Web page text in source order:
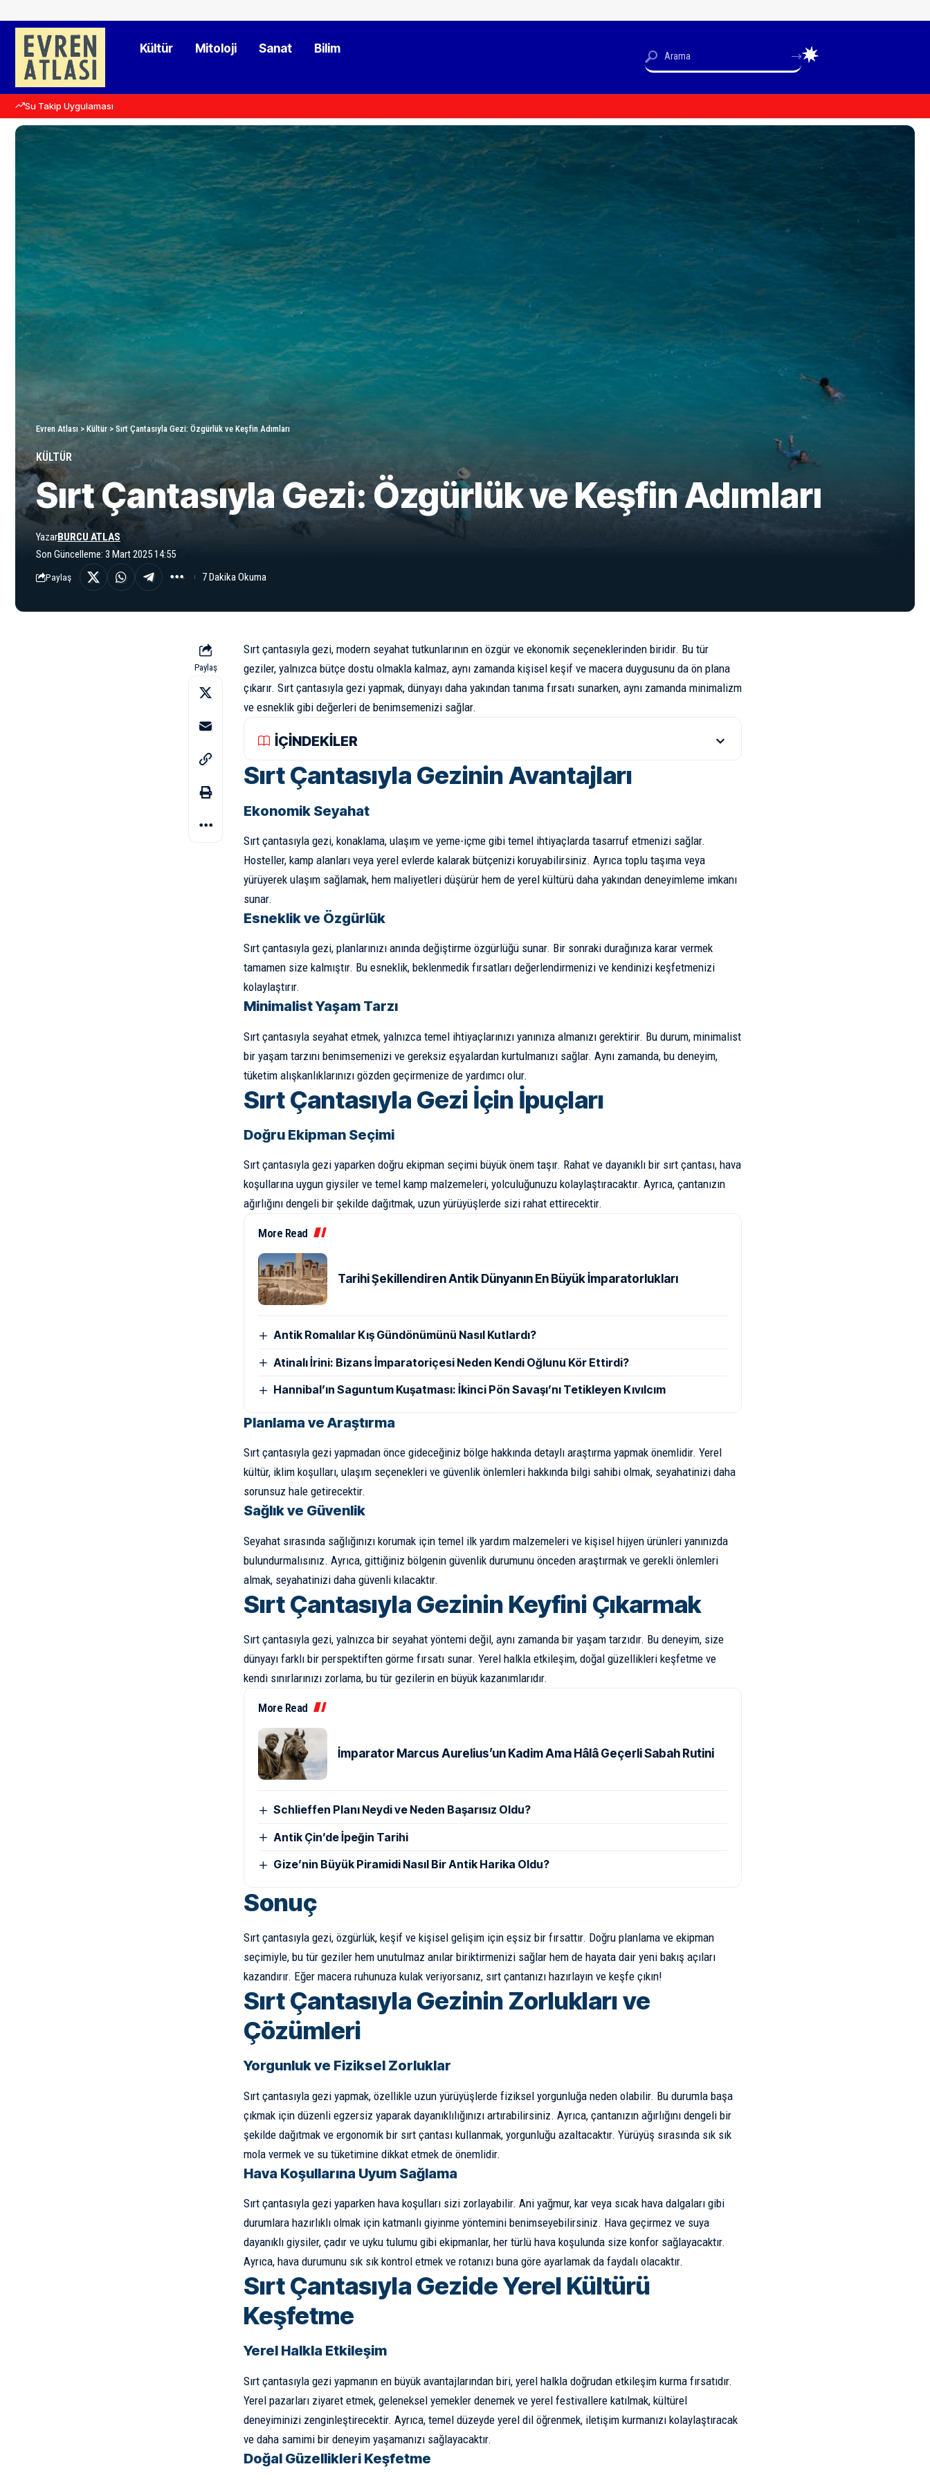
Kültür Mitoloji Sanat Bilim
Su Takip Uygulaması
Evren Atlası > Kültür > Sırt Çantasıyla Gezi: Özgürlük ve Keşfin Adımları
KÜLTÜR
Sırt Çantasıyla Gezi: Özgürlük ve Keşfin Adımları
Son Güncelleme: 3 Mart 2025 14:55
YazarBURCU ATLAS
Paylaş 7 Dakika Okuma
Paylaş
Sırt çantasıyla gezi, modern seyahat tutkunlarının en özgür ve ekonomik seçeneklerinden biridir. Bu tür
geziler, yalnızca bütçe dostu olmakla kalmaz, aynı zamanda kişisel keşif ve macera duygusunu da ön plana
çıkarır. Sırt çantasıyla gezi yapmak, dünyayı daha yakından tanıma fırsatı sunarken, aynı zamanda minimalizm
ve esneklik gibi değerleri de benimsemenizi sağlar.
İÇİNDEKİLER
Sırt Çantasıyla Gezinin Avantajları
Ekonomik Seyahat
Sırt çantasıyla gezi, konaklama, ulaşım ve yeme-içme gibi temel ihtiyaçlarda tasarruf etmenizi sağlar.
Hosteller, kamp alanları veya yerel evlerde kalarak bütçenizi koruyabilirsiniz. Ayrıca toplu taşıma veya
yürüyerek ulaşım sağlamak, hem maliyetleri düşürür hem de yerel kültürü daha yakından deneyimleme imkanı
sunar.
Esneklik ve Özgürlük
Sırt çantasıyla gezi, planlarınızı anında değiştirme özgürlüğü sunar. Bir sonraki durağınıza karar vermek
tamamen size kalmıştır. Bu esneklik, beklenmedik fırsatları değerlendirmenizi ve kendinizi keşfetmenizi
kolaylaştırır.
Minimalist Yaşam Tarzı
Sırt çantasıyla seyahat etmek, yalnızca temel ihtiyaçlarınızı yanınıza almanızı gerektirir. Bu durum, minimalist
bir yaşam tarzını benimsemenizi ve gereksiz eşyalardan kurtulmanızı sağlar. Aynı zamanda, bu deneyim,
tüketim alışkanlıklarınızı gözden geçirmenize de yardımcı olur.
Sırt Çantasıyla Gezi İçin İpuçları
Doğru Ekipman Seçimi
Sırt çantasıyla gezi yaparken doğru ekipman seçimi büyük önem taşır. Rahat ve dayanıklı bir sırt çantası, hava
koşullarına uygun giysiler ve temel kamp malzemeleri, yolculuğunuzu kolaylaştıracaktır. Ayrıca, çantanızın
ağırlığını dengeli bir şekilde dağıtmak, uzun yürüyüşlerde sizi rahat ettirecektir.
More Read
Tarihi Şekillendiren Antik Dünyanın En Büyük İmparatorlukları
Antik Romalılar Kış Gündönümünü Nasıl Kutlardı?
Atinalı İrini: Bizans İmparatoriçesi Neden Kendi Oğlunu Kör Ettirdi?
Hannibal’ın Saguntum Kuşatması: İkinci Pön Savaşı’nı Tetikleyen Kıvılcım
Planlama ve Araştırma
Sırt çantasıyla gezi yapmadan önce gideceğiniz bölge hakkında detaylı araştırma yapmak önemlidir. Yerel
kültür, iklim koşulları, ulaşım seçenekleri ve güvenlik önlemleri hakkında bilgi sahibi olmak, seyahatinizi daha
sorunsuz hale getirecektir.
Sağlık ve Güvenlik
Seyahat sırasında sağlığınızı korumak için temel ilk yardım malzemeleri ve kişisel hijyen ürünleri yanınızda
bulundurmalısınız. Ayrıca, gittiğiniz bölgenin güvenlik durumunu önceden araştırmak ve gerekli önlemleri
almak, seyahatinizi daha güvenli kılacaktır.
Sırt Çantasıyla Gezinin Keyfini Çıkarmak
Sırt çantasıyla gezi, yalnızca bir seyahat yöntemi değil, aynı zamanda bir yaşam tarzıdır. Bu deneyim, size
dünyayı farklı bir perspektiften görme fırsatı sunar. Yerel halkla etkileşim, doğal güzellikleri keşfetme ve
kendi sınırlarınızı zorlama, bu tür gezilerin en büyük kazanımlarıdır.
More Read
İmparator Marcus Aurelius’un Kadim Ama Hâlâ Geçerli Sabah Rutini
Schlieffen Planı Neydi ve Neden Başarısız Oldu?
Antik Çin’de İpeğin Tarihi
Gize’nin Büyük Piramidi Nasıl Bir Antik Harika Oldu?
Sonuç
Sırt çantasıyla gezi, özgürlük, keşif ve kişisel gelişim için eşsiz bir fırsattır. Doğru planlama ve ekipman
seçimiyle, bu tür geziler hem unutulmaz anılar biriktirmenizi sağlar hem de hayata dair yeni bakış açıları
kazandırır. Eğer macera ruhunuza kulak veriyorsanız, sırt çantanızı hazırlayın ve keşfe çıkın!
Sırt Çantasıyla Gezinin Zorlukları ve
Çözümleri
Yorgunluk ve Fiziksel Zorluklar
Sırt çantasıyla gezi yapmak, özellikle uzun yürüyüşlerde fiziksel yorgunluğa neden olabilir. Bu durumla başa
çıkmak için düzenli egzersiz yaparak dayanıklılığınızı artırabilirsiniz. Ayrıca, çantanızın ağırlığını dengeli bir
şekilde dağıtmak ve ergonomik bir sırt çantası kullanmak, yorgunluğu azaltacaktır. Yürüyüş sırasında sık sık
mola vermek ve su tüketimine dikkat etmek de önemlidir.
Hava Koşullarına Uyum Sağlama
Sırt çantasıyla gezi yaparken hava koşulları sizi zorlayabilir. Ani yağmur, kar veya sıcak hava dalgaları gibi
durumlara hazırlıklı olmak için katmanlı giyinme yöntemini benimseyebilirsiniz. Hava geçirmez ve suya
dayanıklı giysiler, çadır ve uyku tulumu gibi ekipmanlar, her türlü hava koşulunda size konfor sağlayacaktır.
Ayrıca, hava durumunu sık sık kontrol etmek ve rotanızı buna göre ayarlamak da faydalı olacaktır.
Sırt Çantasıyla Gezide Yerel Kültürü
Keşfetme
Yerel Halkla Etkileşim
Sırt çantasıyla gezi yapmanın en büyük avantajlarından biri, yerel halkla doğrudan etkileşim kurma fırsatıdır.
Yerel pazarları ziyaret etmek, geleneksel yemekler denemek ve yerel festivallere katılmak, kültürel
deneyiminizi zenginleştirecektir. Ayrıca, temel düzeyde yerel dil öğrenmek, iletişim kurmanızı kolaylaştıracak
ve daha samimi bir deneyim yaşamanızı sağlayacaktır.
Doğal Güzellikleri Keşfetme